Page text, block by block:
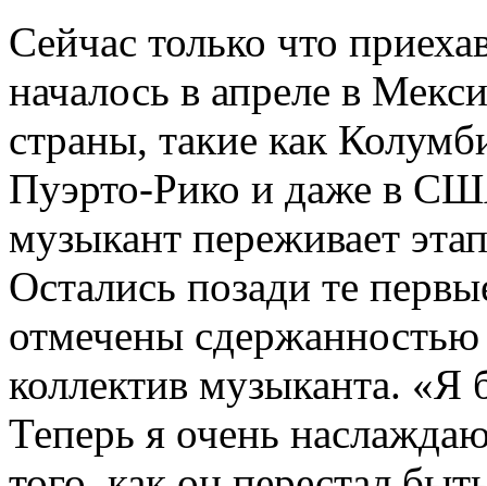
Сейчас только что
началось в апреле в
страны, такие как
Пуэрто-Рико и даже в
музыкант переживает
Остались позади те
отмечены
коллектив музыканта. «Я
Теперь я очень